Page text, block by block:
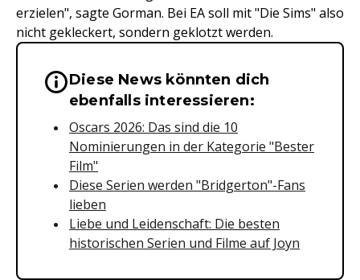
erzielen", sagte Gorman. Bei EA soll mit "Die Sims" also
nicht gekleckert, sondern geklotzt werden.
Wichtige Hinweise &
Diese News könnten dich
ebenfalls interessieren:
Oscars 2026: Das sind die 10
Nominierungen in der Kategorie "Bester
Film"
Diese Serien werden "Bridgerton"-Fans
lieben
Liebe und Leidenschaft: Die besten
historischen Serien und Filme auf Joyn